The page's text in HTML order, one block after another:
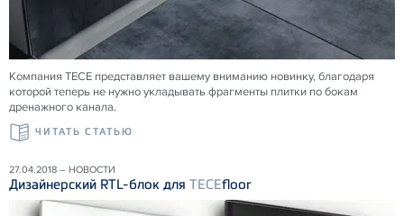
Компания ТЕСЕ представляет вашему вниманию новинку, благодаря
которой теперь не нужно укладывать фрагменты плитки по бокам
дренажного канала.
ЧИТАТЬ СТАТЬЮ
27.04.2018 – НОВОСТИ
Дизайнерский RTL-блок для TECEfloor